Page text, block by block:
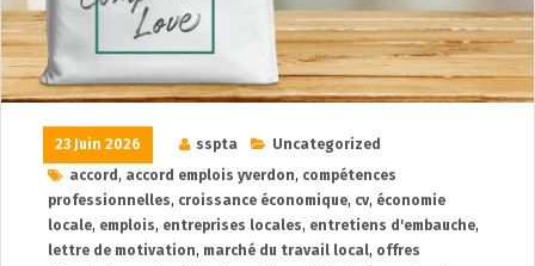
23 Juin 2026 sspta
Uncategorized
accord , accord emplois yverdon, compétences
professionnelles, croissance économique, cv, économie
locale, emplois, entreprises locales, entretiens d'embauche,
lettre de motivation, marché du travail local, offres